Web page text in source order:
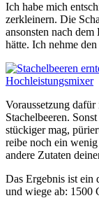
Ich habe mich
zerkleinern. Die
ansonsten nach
hätte. Ich nehme
Voraussetzung
Stachelbeeren.
stückiger mag,
reibe noch ein
andere Zutaten
Das Ergebnis ist ein
und wiege ab: 1500